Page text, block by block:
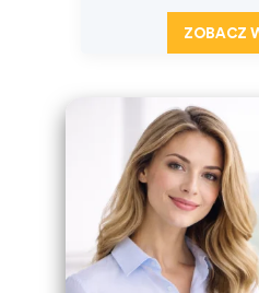
ZOBACZ